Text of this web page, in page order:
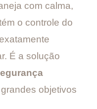
com calma,
o controle do
É a solução
objetivos